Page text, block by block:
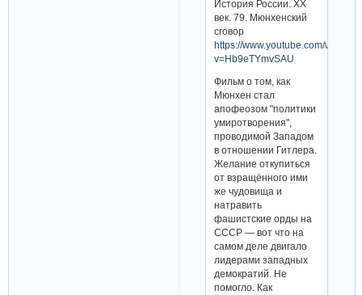
История России. XX
век. 79. Мюнхенский
сговор
https://www.youtube.com/watch?
v=Hb9eTYmvSAU
Фильм о том, как
Мюнхен стал
апофеозом "политики
умиротворения",
проводимой Западом
в отношении Гитлера.
Желание откупиться
от взращённого ими
же чудовища и
натравить
фашистские орды на
СССР — вот что на
самом деле двигало
лидерами западных
демократий. Не
помогло. Как